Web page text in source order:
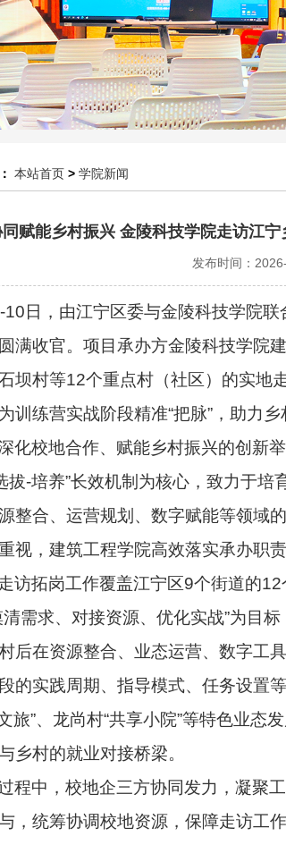
本站首页 > 学院新闻
赋能乡村振兴 金陵科技学院走访江
发布时间：
10 日，由江宁区委与金陵科技学院联
满收官。项目承办方金陵科技学院
坝村等12个重点村（社区）的实地
训练营实战阶段精准“把脉” ，助力
化校地合作、赋能乡村振兴的创新举
拔-培养”长效机制为核心，致力于培
整合、运营规划、数字赋能等领域
视，建筑工程学院高效落实承办职
访拓岗工作覆盖江宁区9个街道的12
清需求、对接资源、优化实战”为目标
后在资源整合、业态运营、数字工
的实践周期、指导模式、任务设置
旅”、龙尚村“共享小院”等特色业态
乡村的就业对接桥梁。
程中，校地企三方协同发力，凝聚
，统筹协调校地资源，保障走访工